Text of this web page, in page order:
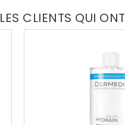
LES CLIENTS QUI